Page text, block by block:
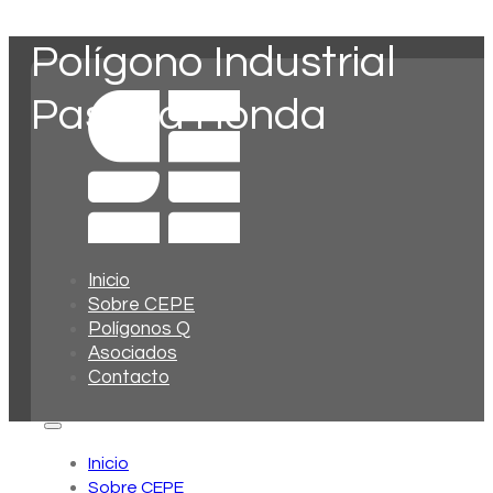
Inicio
Sobre CEPE
Polígonos Q
Asociados
Contacto
Inicio
Sobre CEPE
Polígono Industrial
Pasada Honda